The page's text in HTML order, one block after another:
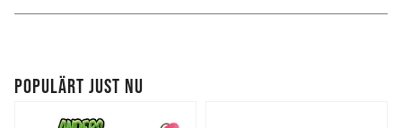
POPULÄRT JUST NU